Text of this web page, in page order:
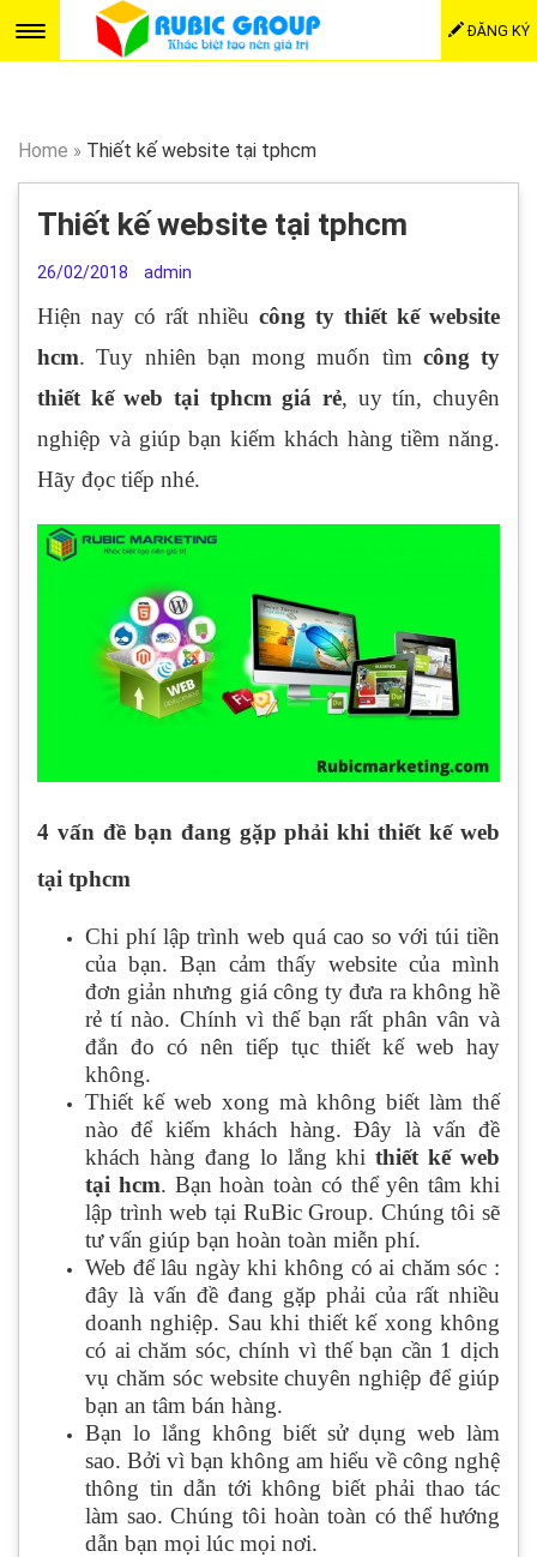
ĐĂNG KÝ
Home » Thiết kế website tại tphcm
Thiết kế website tại tphcm
26/02/2018 admin
Hiện nay có rất nhiều công ty thiết kế website
hcm. Tuy nhiên bạn mong muốn tìm công ty
thiết kế web tại tphcm giá rẻ, uy tín, chuyên
nghiệp và giúp bạn kiếm khách hàng tiềm năng.
Hãy đọc tiếp nhé.
4 vấn đề bạn đang gặp phải khi thiết kế web
tại tphcm
Chi phí lập trình web quá cao so với túi tiền
của bạn. Bạn cảm thấy website của mình
đơn giản nhưng giá công ty đưa ra không hề
rẻ tí nào. Chính vì thế bạn rất phân vân và
đắn đo có nên tiếp tục thiết kế web hay
không.
Thiết kế web xong mà không biết làm thế
nào để kiếm khách hàng. Đây là vấn đề
khách hàng đang lo lắng khithiết kế web
tại hcm. Bạn hoàn toàn có thể yên tâm khi
lập trình web tại RuBic Group. Chúng tôi sẽ
tư vấn giúp bạn hoàn toàn miễn phí.
Web để lâu ngày khi không có ai chăm sóc :
đây là vấn đề đang gặp phải của rất nhiều
doanh nghiệp. Sau khi thiết kế xong không
có ai chăm sóc, chính vì thế bạn cần 1 dịch
vụ chăm sóc website chuyên nghiệp để giúp
bạn an tâm bán hàng.
Bạn lo lắng không biết sử dụng web làm
sao. Bởi vì bạn không am hiểu về công nghệ
thông tin dẫn tới không biết phải thao tác
làm sao. Chúng tôi hoàn toàn có thể hướng
dẫn bạn mọi lúc mọi nơi.